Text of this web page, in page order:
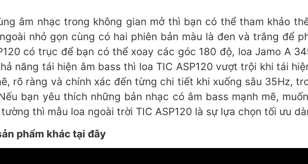
âm nhạc trong không gian mở thì bạn có thể tham khảo
nhỏ gọn cùng có hai phiên bản màu là đen và trắng để
có trục để bạn có thể xoay các góc 180 độ, loa Jamo A
năng tái hiện âm bass thì loa TIC ASP120 vượt trội khi tái
rõ ràng và chính xác đến từng chi tiết khi xuống sâu 35Hz,
bạn yêu thích những bản nhạc có âm bass mạnh mẽ,
thì mẫu loa ngoài trời TIC ASP120 là sự lựa chọn tối ưu
phẩm khác tại đây